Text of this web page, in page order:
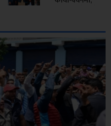
विनियोजन